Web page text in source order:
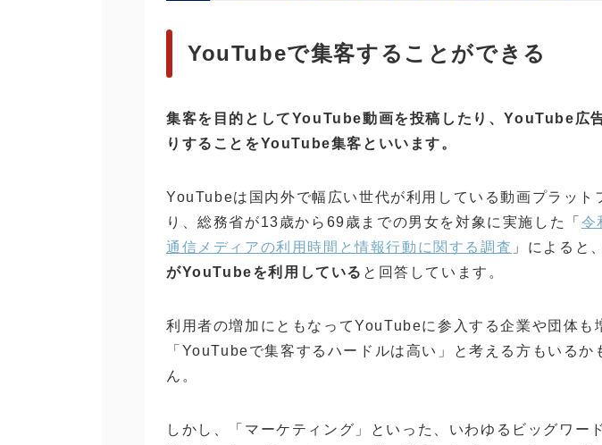
YouTubeで集客することができる
集客を目的としてYouTube動画を投稿したり、YouTube広
りすることをYouTube集客といいます。
YouTubeは国内外で幅広い世代が利用している動画プラット
り、総務省が13歳から69歳までの男女を対象に実施した「 令
通信メディアの利用時間と情報行動に関する調査 」によると、
がYouTubeを利用している と回答しています。
利用者の増加にともなってYouTubeに参入する企業や団体も
「YouTubeで集客するハードルは高い」と考える方もいるか
ん。
しかし、「マーケティング」といった、いわゆるビッグワー